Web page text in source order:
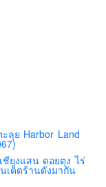
ลุย Harbor Land
ชียงแสน ดอยตุง ไร่
เด็ดร้านดังมากัน